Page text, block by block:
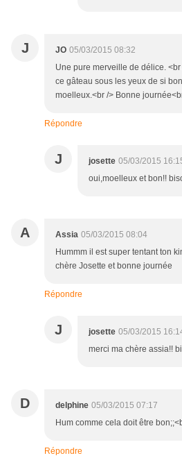
J JO 05/03/2015 08:32
Une pure merveille de délice.
ce gâteau sous les yeux de si
moelleux.<br /> Bonne
Répondre
J josette 05/03/2015
oui,moelleux et bon!!
A Assia 05/03/2015 08:04
Hummm il est super tentant ton
chère Josette et bonne journée
Répondre
J josette 05/03/2015
merci ma chère assia!!
D delphine 05/03/2015 07:17
Hum comme cela doit être
Répondre